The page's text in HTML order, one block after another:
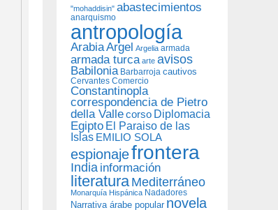
"mohaddisin" abastecimientos
anarquismo
antropología
ArabiaArgel Argelia armada
armada turca arte avisos
Babilonia Barbarroja cautivos
Cervantes Comercio
Constantinopla
correspondencia de Pietro
della Vallecorso Diplomacia
Egipto El Paraiso de las
Islas EMILIO SOLA
espionajefrontera
India información
literatura Mediterráneo
Monarquía Hispánica Nadadores
Narrativa árabe popular novela